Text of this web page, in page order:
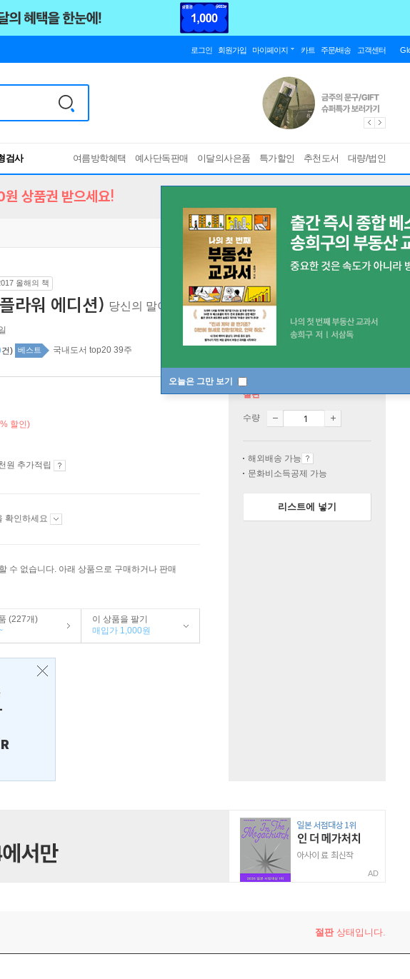
로그인 회원가입 마이페이지 카트 주문/배송 고객센터
검사
여름방학혜택 예사단독판매 이달의사은품 특가할인 추천도서 대량/법인
오늘은 그만 보기
상품권 받으세요!
올해의 책
라워 에디션) 당신의 말이 누군가에게 한 송이 꽃이 되기를
건) 베스트 국내도서 top20 39주
할인)
원 추가적립
확인하세요
수 없습니다. 아래 상품으로 구매하거나 판매
(227개)
이 상품을 팔기
매입가 1,000원
절판
수량
해외배송 가능
문화비소득공제 가능
리스트에 넣기
AD
절판상태입니다.